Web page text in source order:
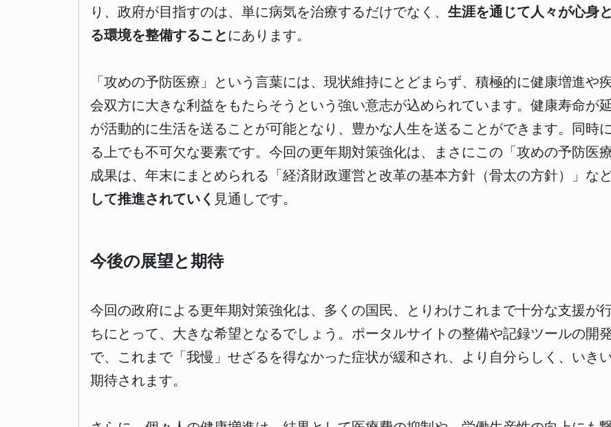
り、政府が目指すのは、単に病気を治療するだけでなく、 生涯を通じて人々が心身
る環境を整備すること にあります。
「攻めの予防医療」という言葉には、現状維持にとどまらず、積極的に健康増進や
会双方に大きな利益をもたらそうという強い意志が込められています。健康寿命が
が活動的に生活を送ることが可能となり、豊かな人生を送ることができます。同時
る上でも不可欠な要素です。今回の更年期対策強化は、まさにこの「攻めの予防医
成果は、年末にまとめられる「経済財政運営と改革の基本方針（骨太の方針）」な
して推進されていく 見通しです。
今後の展望と期待
今回の政府による更年期対策強化は、多くの国民、とりわけこれまで十分な支援が
ちにとって、大きな希望となるでしょう。ポータルサイトの整備や記録ツールの開
で、これまで「我慢」せざるを得なかった症状が緩和され、より自分らしく、いき
期待されます。